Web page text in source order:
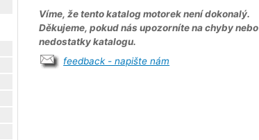
Víme, že tento katalog motorek není dokonalý.
Děkujeme, pokud nás upozorníte na chyby nebo
nedostatky katalogu.
feedback - napište nám